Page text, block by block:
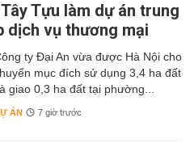
Tựu làm dự án trung
dịch vụ thương mại
ty Đại An vừa được Hà Nội cho
mục đích sử dụng 3,4 ha đất
giao 0,3 ha đất tại phường...
ÁN 7 giờ trước